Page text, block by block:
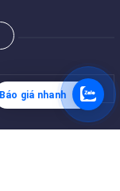
Báo giá nhanh